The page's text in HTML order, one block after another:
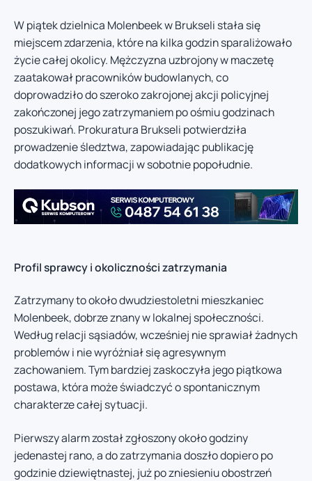
W piątek dzielnica Molenbeek w Brukseli stała się
miejscem zdarzenia, które na kilka godzin sparaliżowało
życie całej okolicy. Mężczyzna uzbrojony w maczetę
zaatakował pracowników budowlanych, co
doprowadziło do szeroko zakrojonej akcji policyjnej
zakończonej jego zatrzymaniem po ośmiu godzinach
poszukiwań. Prokuratura Brukseli potwierdziła
prowadzenie śledztwa, zapowiadając publikację
dodatkowych informacji w sobotnie popołudnie.
Profil sprawcy i okoliczności zatrzymania
Zatrzymany to około dwudziestoletni mieszkaniec
Molenbeek, dobrze znany w lokalnej społeczności.
Według relacji sąsiadów, wcześniej nie sprawiał żadnych
problemów i nie wyróżniał się agresywnym
zachowaniem. Tym bardziej zaskoczyła jego piątkowa
postawa, która może świadczyć o spontanicznym
charakterze całej sytuacji.
Pierwszy alarm został zgłoszony około godziny
jedenastej rano, a do zatrzymania doszło dopiero po
godzinie dziewiętnastej, już po zniesieniu obostrzeń